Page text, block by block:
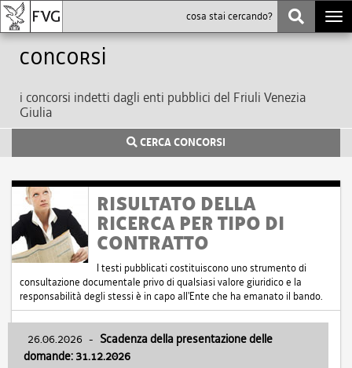
Concorsi
i concorsi indetti dagli enti pubblici del Friuli Venezia
Giulia
CERCA CONCORSI
RISULTATO DELLA
RICERCA PER TIPO DI
CONTRATTO
I testi pubblicati costituiscono uno strumento di
consultazione documentale privo di qualsiasi valore giuridico e la
responsabilità degli stessi è in capo all'Ente che ha emanato il bando.
26.06.2026 - Scadenza della presentazione delle
domande: 31.12.2026